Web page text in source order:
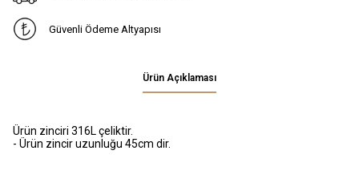
Güvenli Ödeme Altyapısı
Ürün Açıklaması
Ürün zinciri 316L çeliktir.
- Ürün zincir uzunluğu 45cm dir.